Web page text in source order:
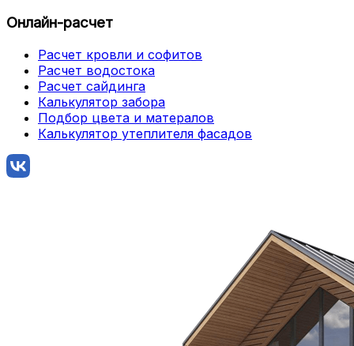
Онлайн-расчет
Расчет кровли и софитов
Расчет водостока
Расчет сайдинга
Калькулятор забора
Подбор цвета и матералов
Калькулятор утеплителя фасадов